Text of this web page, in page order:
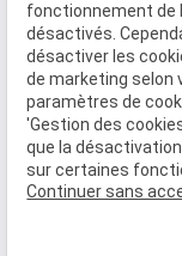
Le cabinet
Domaines
Actualités
Contact
fonctionnement de
désactivés.
désactiver les
de marketing selon
paramètres de
'Gestion des
que la
sur certaines
Continuer sans